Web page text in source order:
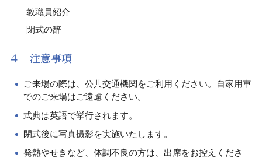
教職員紹介
閉式の辞
４ 注意事項
ご来場の際は、公共交通機関をご利用ください。自家用車
でのご来場はご遠慮ください。
式典は英語で挙行されます。
閉式後に写真撮影を実施いたします。
発熱やせきなど、体調不良の方は、出席をお控えくださ